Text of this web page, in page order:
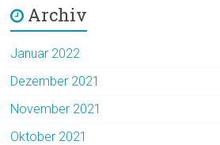
Archiv
Januar 2022
Dezember 2021
November 2021
Oktober 2021